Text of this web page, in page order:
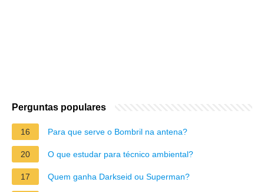
Perguntas populares
16 Para que serve o Bombril na antena?
20 O que estudar para técnico ambiental?
17 Quem ganha Darkseid ou Superman?